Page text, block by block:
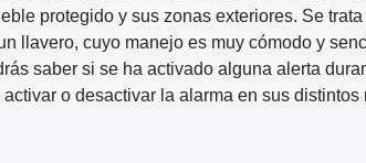
protegido y sus zonas exteriores. Se
llavero, cuyo manejo es muy cómodo y
saber si se ha activado alguna alerta
o desactivar la alarma en sus distintos